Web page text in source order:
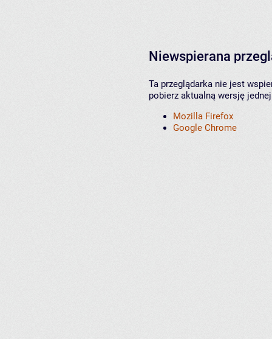
Niewspierana
Ta przeglądarka nie jest
pobierz aktualną wersję
Mozilla Firefox
Google Chrome